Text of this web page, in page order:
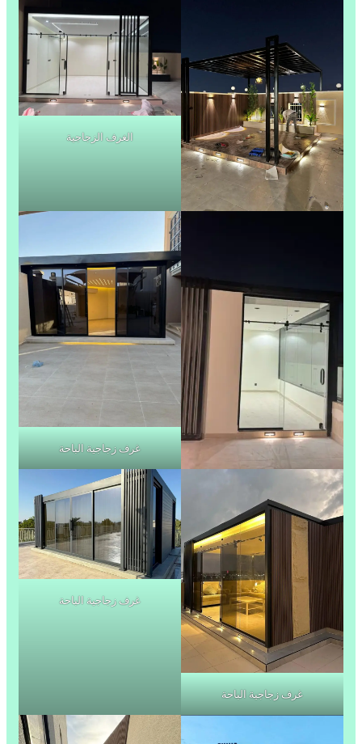
الغرف الزجاجية
غرف زجاجية الباحة
غرف زجاجية الباحة
غرف زجاجية الباحة